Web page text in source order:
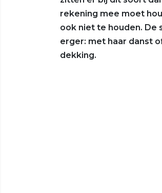
rekening mee moet
ook niet te houden. De
erger: met haar danst
dekking.